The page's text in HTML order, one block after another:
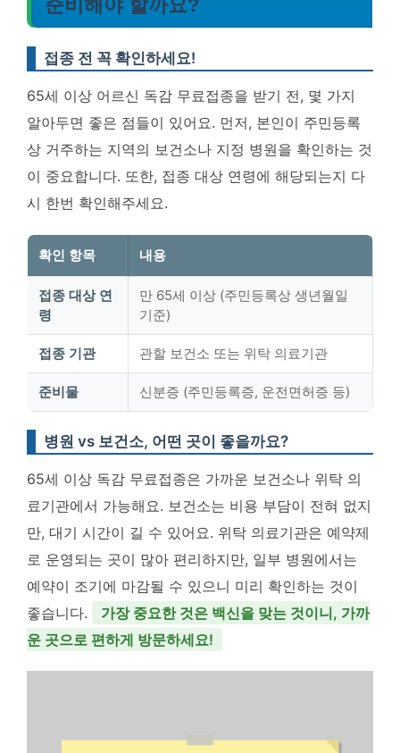
준비해야 할까요?
접종 전 꼭 확인하세요!
65세 이상 어르신 독감 무료접종을 받기 전, 몇 가지
알아두면 좋은 점들이 있어요. 먼저, 본인이 주민등록
상 거주하는 지역의 보건소나 지정 병원을 확인하는 것
이 중요합니다. 또한, 접종 대상 연령에 해당되는지 다
시 한번 확인해주세요.
확인 항목 내용
접종 대상 연
령
만 65세 이상 (주민등록상 생년월일
기준)
접종 기관 관할 보건소 또는 위탁 의료기관
준비물 신분증 (주민등록증, 운전면허증 등)
병원 vs 보건소, 어떤 곳이 좋을까요?
65세 이상 독감 무료접종은 가까운 보건소나 위탁 의
료기관에서 가능해요. 보건소는 비용 부담이 전혀 없지
만, 대기 시간이 길 수 있어요. 위탁 의료기관은 예약제
로 운영되는 곳이 많아 편리하지만, 일부 병원에서는
예약이 조기에 마감될 수 있으니 미리 확인하는 것이
좋습니다.
가장 중요한 것은 백신을 맞는 것이니, 가까
운 곳으로 편하게 방문하세요!